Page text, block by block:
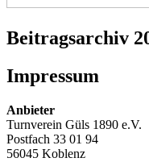
Beitragsarchiv
Impressum
Anbieter
Turnverein Güls 1890 e.V.
Postfach 33 01 94
56045 Koblenz